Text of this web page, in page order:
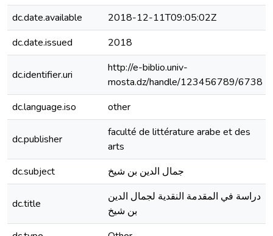
dc.date.available
2018-12-11T09:05:02Z
dc.date.issued
2018
dc.identifier.uri
http://e-biblio.univ-
mosta.dz/handle/123456789/6738
dc.language.iso
other
dc.publisher
faculté de littérature arabe et des
arts
dc.subject جمال الدين بن شيخ
dc.title
دراسة في المقدمة النقدية لجمال الدين
بن شيخ